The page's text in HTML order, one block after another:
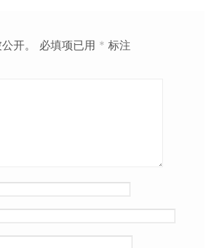
开。 必填项已用 * 标注